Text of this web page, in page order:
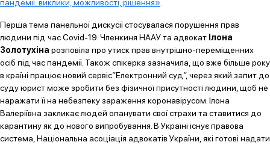
пандемії: виклики, можливості, рішення»
Перша тема панельної дискусії стосувалася порушення прав
людини під час Covid-19. Членкиня НААУ та адвокат Ілона
Золотухіна розповіла про утиск прав внутрішно-переміщенних
осіб під час пандемії. Також спікерка зазначила, що вже більше року
в країні працює новий сервіс”Електронний суд”, через який запит до
суду юрист може зробити без фізичної присутності людини, щоб не
наражати її на небезпеку зараження коронавірусом. Ілона
Валеріївна закликає людей опанувати свої страхи та ставитися до
карантину як до нового випробування. В Україні існує правова
система, Національна асоціація адвокатів України, які готові надати